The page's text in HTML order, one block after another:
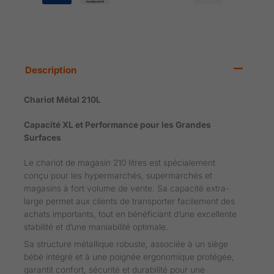
Description
Chariot Métal 210L
Capacité XL et Performance pour les Grandes
Surfaces
Le chariot de magasin 210 litres est spécialement
conçu pour les hypermarchés, supermarchés et
magasins à fort volume de vente. Sa capacité extra-
large permet aux clients de transporter facilement des
achats importants, tout en bénéficiant d’une excellente
stabilité et d’une maniabilité optimale.
Sa structure métallique robuste, associée à un siège
bébé intégré et à une poignée ergonomique protégée,
garantit confort, sécurité et durabilité pour une